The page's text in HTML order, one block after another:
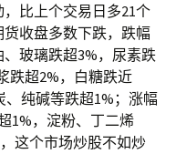
比上个交易日多21个
收盘多数下跌，跌幅
玻璃跌超3%，尿素跌
跌超2%，白糖跌近
、纯碱等跌超1%；涨幅
1%，淀粉、丁二烯
这个市场炒股不如炒